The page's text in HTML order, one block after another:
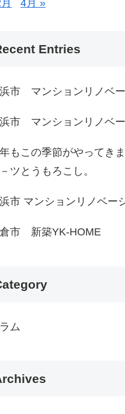
4月 »
Entries
市 マンションリノベ
市 マンションリノベ
もこの季節がやってき
ツとうもろこし。
市 マンションリノベー
市 新築YK-HOME
ム